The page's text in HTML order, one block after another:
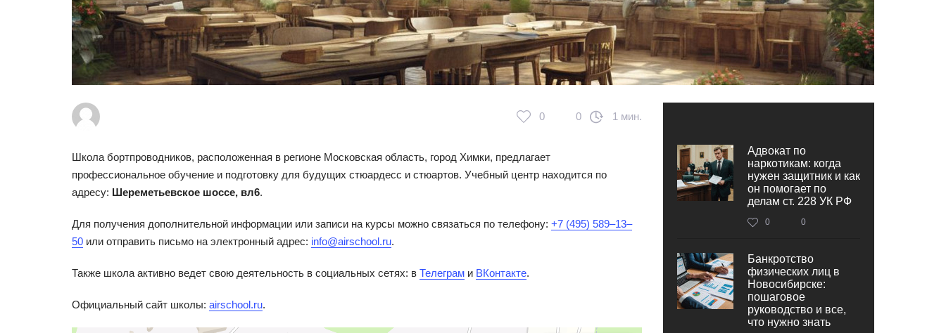
0 0 1 мин.
Школа бортпроводников, расположенная в регионе Московская область, город Химки, предлагает
профессиональное обучение и подготовку для будущих стюардесс и стюартов. Учебный центр находится по
адресу: Шереметьевское шоссе, вл6.
Для получения дополнительной информации или записи на курсы можно связаться по телефону: +7 (495) 589‒13‒
50 или отправить письмо на электронный адрес: info@airschool.ru.
Также школа активно ведет свою деятельность в социальных сетях: в Телеграм и ВКонтакте.
Официальный сайт школы: airschool.ru.
Адвокат по
наркотикам: когда
нужен защитник и как
он помогает по
делам ст. 228 УК РФ
0 0
Банкротство
физических лиц в
Новосибирске:
пошаговое
руководство и все,
что нужно знать